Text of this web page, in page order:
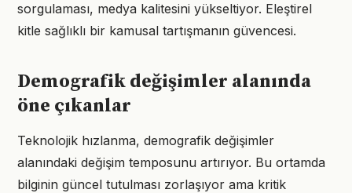
sorgulaması, medya kalitesini yükseltiyor. Eleştirel
kitle sağlıklı bir kamusal tartışmanın güvencesi.
Demografik değişimler alanında
öne çıkanlar
Teknolojik hızlanma, demografik değişimler
alanındaki değişim temposunu artırıyor. Bu ortamda
bilginin güncel tutulması zorlaşıyor ama kritik